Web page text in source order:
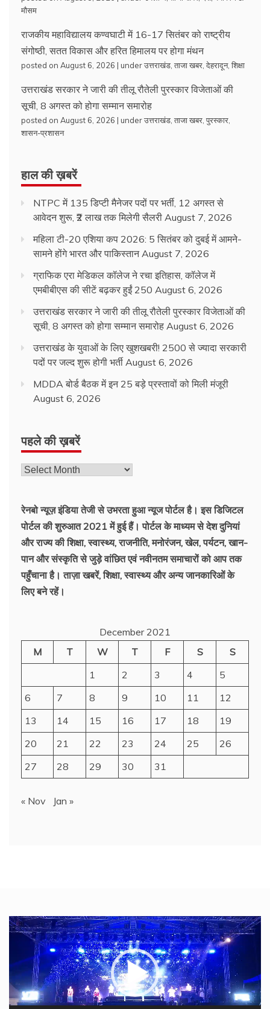
मौसम
राजकीय महाविद्यालय कण्वघाटी में 16-17 सितंबर को राष्ट्रीय
संगोष्ठी, सतत विकास और हरित हिमालय पर होगा मंथन
posted on August 6, 2026 | underउत्तराखंड ताजा खबर देहरादून, शिक्षा
उत्तराखंड सरकार ने जारी की तीलू रौतेली पुरस्कार विजेताओं की
सूची, 8 अगस्त को होगा सम्मान समारोह
posted on August 6, 2026 | underउत्तराखंड ताजा खबर पुरस्कार
शासन-प्रशासन
हाल की ख़बरें
NTPC में 135 डिप्टी मैनेजर पदों पर भर्ती, 12 अगस्त से
आवेदन शुरू, ₹2 लाख तक मिलेगी सैलरी August 7, 2026
महिला टी-20 एशिया कप 2026: 5 सितंबर को दुबई में आमने-
सामने होंगे भारत और पाकिस्तान August 7, 2026
ग्राफिक एरा मेडिकल कॉलेज ने रचा इतिहास, कॉलेज में
एमबीबीएस की सीटें बढ़कर हुईं 250 August 6, 2026
उत्तराखंड सरकार ने जारी की तीलू रौतेली पुरस्कार विजेताओं की
सूची, 8 अगस्त को होगा सम्मान समारोह August 6, 2026
उत्तराखंड के युवाओं के लिए खुशखबरी! 2500 से ज्यादा सरकारी
पदों पर जल्द शुरू होगी भर्ती August 6, 2026
MDDA बोर्ड बैठक में इन 25 बड़े प्रस्तावों को मिली मंजूरी
August 6, 2026
पहले की ख़बरें
रेनबो न्यूज़ इंडिया तेजी से उभरता हुआ न्‍यूज पोर्टल है। इस डिजिटल
पोर्टल की शुरुआत 2021 में हुई हैं। पोर्टल के माध्यम से देश दुनियां
और राज्य की शिक्षा, स्वास्थ्य, राजनीति, मनोरंजन, खेल, पर्यटन, खान-
पान और संस्कृति से जुड़े वांछित एवं नवीनतम समाचारों को आप तक
पहुँचाना है। ताज़ा खबरें, शिक्षा, स्वास्थ्य और अन्य जानकारिओं के
लिए बने रहें।
December 2021
M
T W T F S
S
1
2 3 4
5
6
7 8 9 10 11
12
13
14 15 16 17 18
19
20
21 22 23 24 25
26
27
28 29 30 31
« Nov Jan »
Video
Player